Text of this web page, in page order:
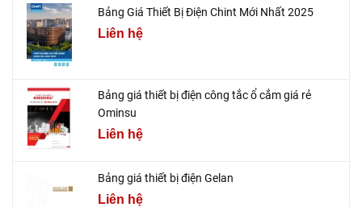
Bảng Giá Thiết Bị Điện Chint Mới Nhất 2025
Liên hệ
Bảng giá thiết bị điện công tắc ổ cắm giá rẻ
Ominsu
Liên hệ
Bảng giá thiết bị điện Gelan
Liên hệ